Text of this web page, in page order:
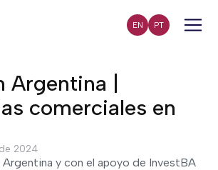
EN PT
|
comerciales en
2024
Argentina y con el apoyo de InvestBA